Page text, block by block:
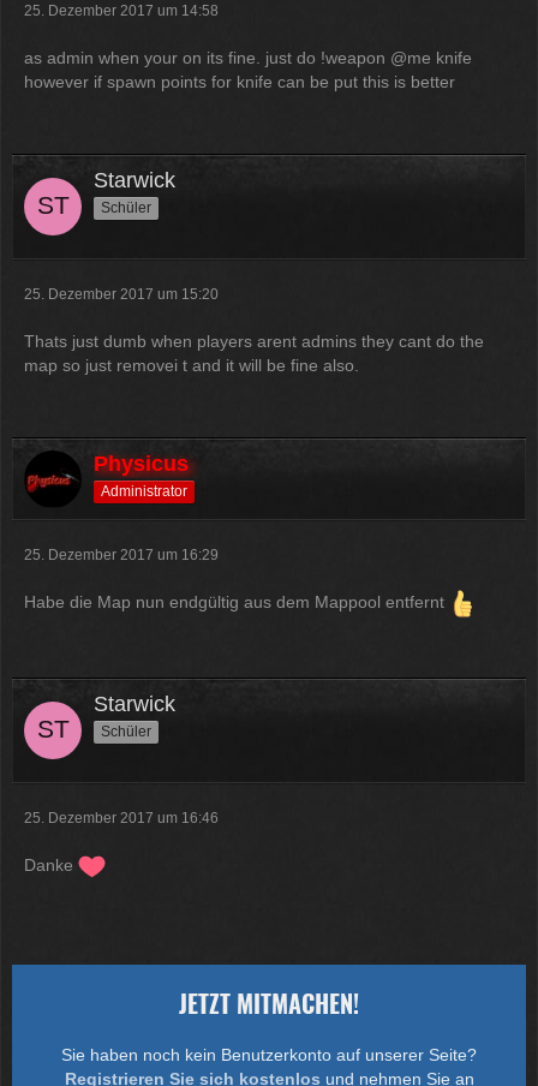
25. Dezember 2017 um 14:58
as admin when your on its fine. just do !weapon @me knife
however if spawn points for knife can be put this is better
Starwick
Schüler
25. Dezember 2017 um 15:20
Thats just dumb when players arent admins they cant do the
map so just removei t and it will be fine also.
Physicus
Administrator
25. Dezember 2017 um 16:29
Habe die Map nun endgültig aus dem Mappool entfernt
Starwick
Schüler
25. Dezember 2017 um 16:46
Danke
JETZT MITMACHEN!
Sie haben noch kein Benutzerkonto auf unserer Seite?
Registrieren Sie sich kostenlos und nehmen Sie an